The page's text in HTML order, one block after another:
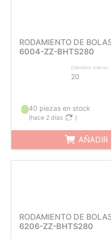
RODAMIENTO DE
6004-ZZ-BHTS280
Diámetro interior
20
40 piezas en stock
(hace 2 días )
AÑADIR
RODAMIENTO DE
6206-ZZ-BHTS280